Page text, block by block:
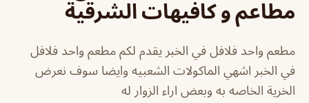
مطاعم و كافيهات الشرقية
مطعم واحد فلافل في الخبر يقدم لكم مطعم واحد فلافل
في الخبر اشهي الماكولات الشعبيه وايضا سوف نعرض
الخرية الخاصه به وبعض اراء الزوار له